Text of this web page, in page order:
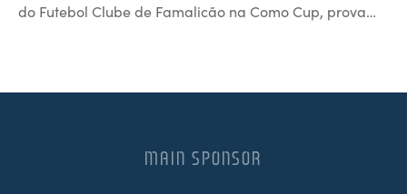
do Futebol Clube de Famalicão na Como Cup, prova…
MAIN SPONSOR